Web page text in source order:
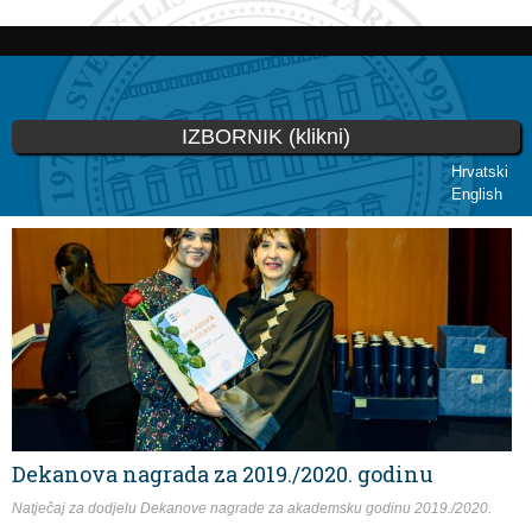
Skoči
glavni
sadržaj
Hrvatski
English
IZBORNIK (klikni)
Vi ste ovdje
Dekanova nagrada za 2019./2020. godinu
Natječaj za dodjelu Dekanove nagrade za akademsku godinu 2019./2020.